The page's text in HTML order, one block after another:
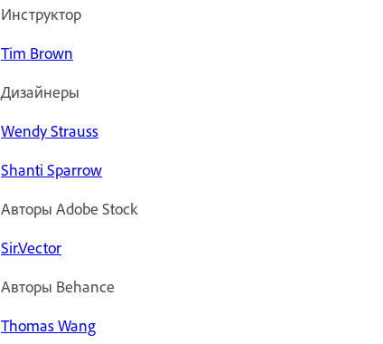
Инструктор
Tim Brown
Дизайнеры
Wendy Strauss
Shanti Sparrow
Авторы Adobe Stock
Sir.Vector
Авторы Behance
Thomas Wang